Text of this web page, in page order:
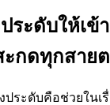
ระดับให้เข้
ะกดทุกสาย
ประดับคือช่วยในเ